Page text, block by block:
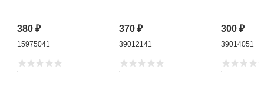
380₽
15975041
370₽
39012141
300₽
39014051